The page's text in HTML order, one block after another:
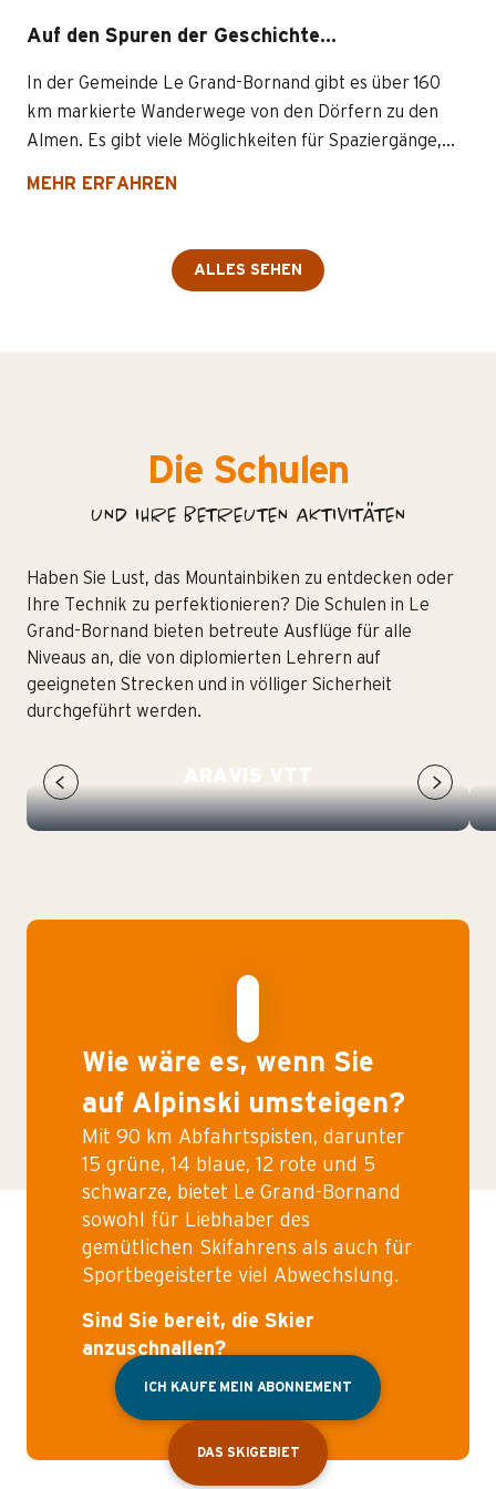
Auf den Spuren der Geschichte…
In der Gemeinde Le Grand-Bornand gibt es über 160
km markierte Wanderwege von den Dörfern zu den
Almen. Es gibt viele Möglichkeiten für Spaziergänge,...
MEHR ERFAHREN
ALLES SEHEN
Die Schulen
UND IHRE BETREUTEN AKTIVITÄTEN
Haben Sie Lust, das Mountainbiken zu entdecken oder
Ihre Technik zu perfektionieren? Die Schulen in Le
Grand-Bornand bieten betreute Ausflüge für alle
Niveaus an, die von diplomierten Lehrern auf
geeigneten Strecken und in völliger Sicherheit
durchgeführt werden.
ARAVIS VTT
Wie wäre es, wenn Sie
auf Alpinski umsteigen?
Mit 90 km Abfahrtspisten, darunter
15 grüne, 14 blaue, 12 rote und 5
schwarze, bietet Le Grand-Bornand
sowohl für Liebhaber des
gemütlichen Skifahrens als auch für
Sportbegeisterte viel Abwechslung.
Sind Sie bereit, die Skier
anzuschnallen?
ICH KAUFE MEIN ABONNEMENT
DAS SKIGEBIET